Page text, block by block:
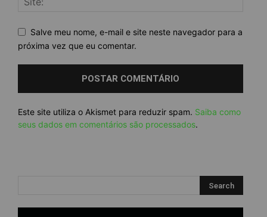
Salve meu nome, e-mail e site neste navegador para a
próxima vez que eu comentar.
Este site utiliza o Akismet para reduzir spam. Saiba como
seus dados em comentários são processados.